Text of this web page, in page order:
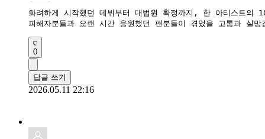
화려하게 시작했던 데뷔부터 대법원 확정까지, 한 아티스트의
피해자분들과 오랜 시간 응원했던 팬분들이 겪었을 고통과 실
0
답글 쓰기
2026.05.11 22:16